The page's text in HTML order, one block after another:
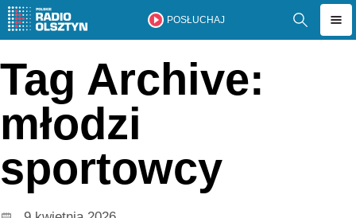
POSŁUCHAJ
Tag Archive:
młodzi
sportowcy